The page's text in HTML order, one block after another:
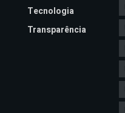
Tecnologia
Transparência